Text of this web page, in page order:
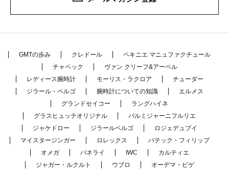
GMTの歩み クレドール
ペキニエ マニュファクチュール
チャペック
ヴァン クリーフ&アーペル
レディース腕時計
モーリス・ラクロア
チューダー
ジラール・ペルゴ
腕時計についての知識
エルメス
グランドセイコー
ラングハイネ
グラスヒュッテオリジナル
パルミジャーニフルリエ
ジャケドロー
ジラールペルゴ
ロジェデュブイ
マイスタージンガー
ロレックス
パテック・フィリップ
オメガ
パネライ IWC
カルティエ
ジャガー・ルクルト
ウブロ
オーデマ・ピゲ